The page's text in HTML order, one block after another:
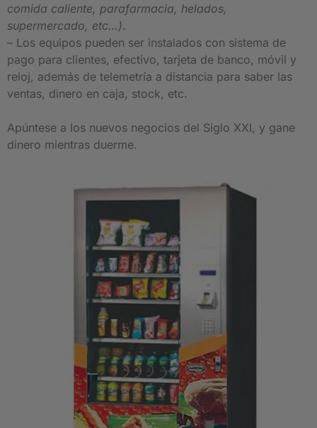
comida caliente, parafarmacia, helados,
supermercado, etc…).
– Los equipos pueden ser instalados con sistema de
pago para clientes, efectivo, tarjeta de banco, móvil y
reloj, además de telemetría a distancia para saber las
ventas, dinero en caja, stock, etc.
Apúntese a los nuevos negocios del Siglo XXI, y gane
dinero mientras duerme.